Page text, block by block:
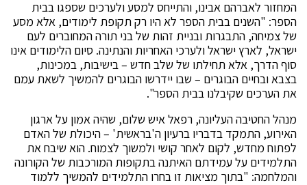
המחזור לאברהם אבינו, והתייחס למסע ולערכים שספגו בבית
הספר: "השנים בבית הספר לא היו רק תקופת לימודים, אלא מסע
של צמיחה, התבגרות ובניית זהות של בני תורה המחוברים לעם
ישראל, לארץ ישראל ולערכי האחריות והנתינה. סיום הלימודים אינו
סוף הדרך, אלא תחילתו של שלב חדש – בישיבות, במכינות,
בצבא ובחיים הבוגרים – שבו יידרשו הבוגרים להמשיך לשאת עמם
את הערכים שקיבלנו בבית הספר".
מנהל החטיבה העליונה, רפאל איש שלום, שהיה אמון על ארגון
האירוע, התמקד בדבריו ברעיון ה'בראשית' – היכולת של האדם
לפתוח מחדש, לקום לאחר קושי ולמשוך לצמוח. הוא שיבח את
התלמידים על עמידתם האיתנה בתקופות המורכבות של הקורונה
והמלחמה: "בתוך מציאות זו בחרו התלמידים להמשיך ללמוד